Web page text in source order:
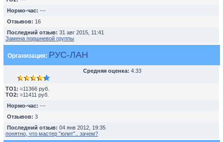
Нормо-час: ---
Отзывов: 16
Последний отзыв: 31 авг 2015, 11:41
Замена поршневой группы
Организация: РУС-ЛАН
Средняя оценка: 4.33
TO1: ≈11366 руб.
TO2: ≈11411 руб.
Нормо-час: ---
Отзывов: 3
Последний отзыв: 04 янв 2012, 19:35
понятно, что мастер "юлит".. зачем?